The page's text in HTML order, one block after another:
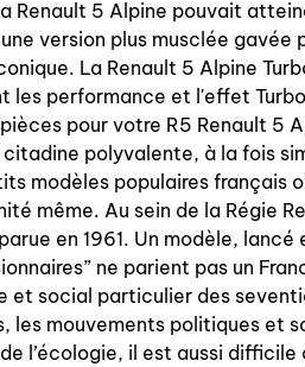
Renault 5 Alpine pouvait
version plus musclée
La Renault 5 Alpine
les performance et l'effet
pour votre R5 Renault 5
polyvalente, à la fois
modèles populaires français
même. Au sein de la Régie
en 1961. Un modèle,
ne parient pas un
social particulier des
les mouvements politiques et
l’écologie, il est aussi